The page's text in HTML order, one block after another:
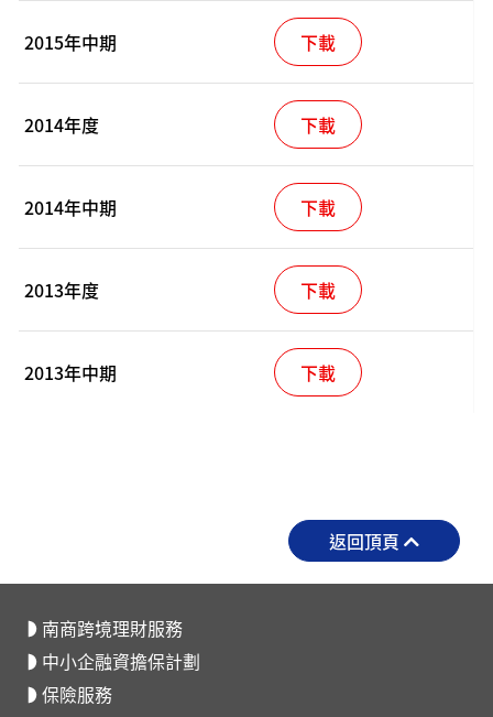
2015年中期 下載
2014年度 下載
2014年中期 下載
2013年度 下載
2013年中期 下載
返回頂頁
南商跨境理財服務
中小企融資擔保計劃
保險服務